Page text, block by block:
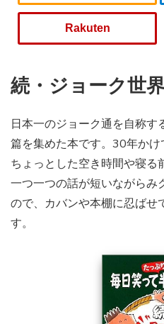
Rakuten
続・ジョーク世
日本一のジョーク通を自称
篇を集めた本です。30年かけ
ちょっとした空き時間や寝る
一つ一つの話が短いながらみ
ので、カバンや本棚に忍ばせ
す。